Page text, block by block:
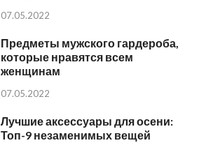
07.05.2022
Предметы мужского гардероба,
которые нравятся всем
женщинам
07.05.2022
Лучшие аксессуары для осени:
Топ-9 незаменимых вещей